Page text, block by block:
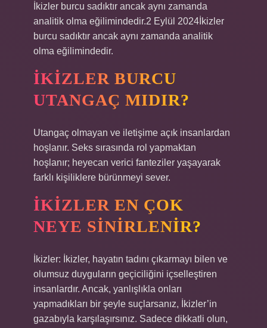
İkizler burcu sadıktır ancak aynı zamanda
analitik olma eğilimindedir.2 Eylül 2024İkizler
burcu sadıktır ancak aynı zamanda analitik
olma eğilimindedir.
İKIZLER BURCU
UTANGAÇ MIDIR?
Utangaç olmayan ve iletişime açık insanlardan
hoşlanır. Seks sırasında rol yapmaktan
hoşlanır; heyecan verici fanteziler yaşayarak
farklı kişiliklere bürünmeyi sever.
İKIZLER EN ÇOK
NEYE SINIRLENIR?
İkizler: İkizler, hayatın tadını çıkarmayı bilen ve
olumsuz duyguların geçiciliğini içselleştiren
insanlardır. Ancak, yanlışlıkla onları
yapmadıkları bir şeyle suçlarsanız, İkizler’in
gazabıyla karşılaşırsınız. Sadece dikkatli olun,